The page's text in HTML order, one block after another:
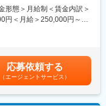
トと打ち合わせを行うこと
ます。
ますが、注力しているのは
たマンツーマンによる対
には複数人の講座よりエ
内容によって、複数人にな
件定義など上流工程まで
をお任せ！
善（メイン）
形態＞月給制＜賃金内訳＞
円＜月給＞250,000円～
応募依頼する
（エージェントサービス）